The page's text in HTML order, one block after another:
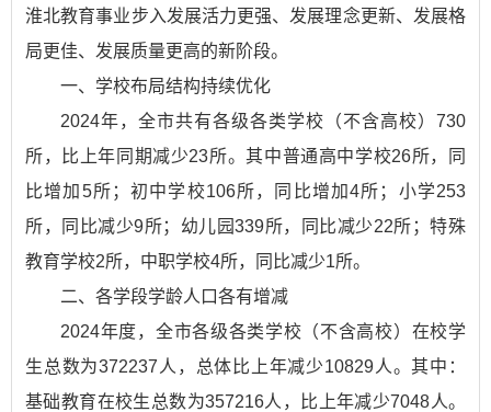
淮北教育事业步入发展活力更强、发展理念更新、发展格
局更佳、发展质量更高的新阶段。
一、学校布局结构持续优化
2024年，全市共有各级各类学校（不含高校）730
所，比上年同期减少23所。其中普通高中学校26所，同
比增加5所；初中学校106所，同比增加4所；小学253
所，同比减少9所；幼儿园339所，同比减少22所；特殊
教育学校2所，中职学校4所，同比减少1所。
二、各学段学龄人口各有增减
2024年度，全市各级各类学校（不含高校）在校学
生总数为372237人，总体比上年减少10829人。其中：
基础教育在校生总数为357216人，比上年减少7048人。